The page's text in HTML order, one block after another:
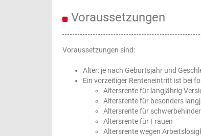
Voraussetzungen
Voraussetzungen sind:
Alter: je nach Geburtsjahr und
Ein vorzeitiger Renteneintritt ist bei
Altersrente für langjährig
Altersrente für besonders
Altersrente für
Altersrente für Frauen
Altersrente wegen